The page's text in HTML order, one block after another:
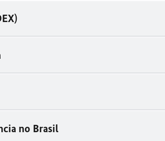
no Brasil